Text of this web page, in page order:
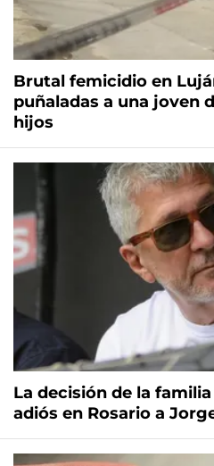
Brutal femicidio en
puñaladas a una joven
hijos
La decisión de la
adiós en Rosario a